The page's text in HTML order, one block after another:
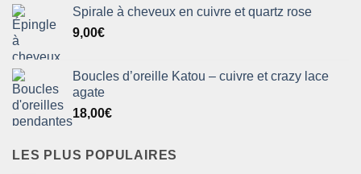
Spirale à cheveux en cuivre et quartz rose
9,00€
Boucles d’oreille Katou – cuivre et crazy lace
agate
18,00€
LES PLUS POPULAIRES